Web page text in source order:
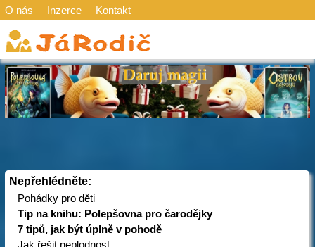
O nás Inzerce Kontakt
Nepřehlédněte:
Pohádky pro děti
Tip na knihu: Polepšovna pro čarodějky
7 tipů, jak být úplně v pohodě
Jak řešit neplodnost